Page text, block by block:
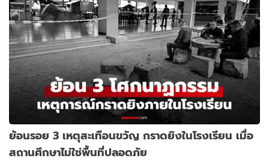
ย้อนรอย 3 เหตุสะเทือนขวัญ กราดยิงในโรงเรียน เมื่อ
สถานศึกษาไม่ใช่พื้นที่ปลอดภัย